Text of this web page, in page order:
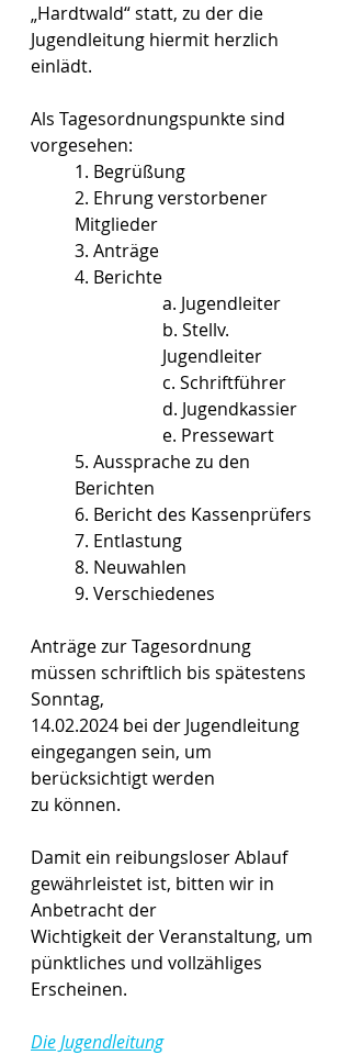
„Hardtwald“ statt, zu der die
Jugendleitung hiermit herzlich
einlädt.
Als Tagesordnungspunkte sind
vorgesehen:
1. Begrüßung
2. Ehrung verstorbener
Mitglieder
3. Anträge
4. Berichte
a. Jugendleiter
b. Stellv.
Jugendleiter
c. Schriftführer
d. Jugendkassier
e. Pressewart
5. Aussprache zu den
Berichten
6. Bericht des Kassenprüfers
7. Entlastung
8. Neuwahlen
9. Verschiedenes
Anträge zur Tagesordnung
müssen schriftlich bis spätestens
Sonntag,
14.02.2024 bei der Jugendleitung
eingegangen sein, um
berücksichtigt werden
zu können.
Damit ein reibungsloser Ablauf
gewährleistet ist, bitten wir in
Anbetracht der
Wichtigkeit der Veranstaltung, um
pünktliches und vollzähliges
Erscheinen.
Die Jugendleitung